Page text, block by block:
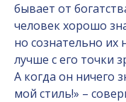
бывает от
человек хорошо
но сознательно их
лучше с его точки
А когда он ничего
мой стиль!» –